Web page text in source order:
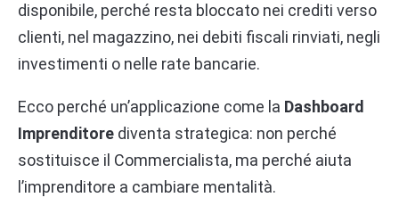
disponibile, perché resta bloccato nei crediti verso
clienti, nel magazzino, nei debiti fiscali rinviati, negli
investimenti o nelle rate bancarie.
Ecco perché un’applicazione come la Dashboard
Imprenditore diventa strategica: non perché
sostituisce il Commercialista, ma perché aiuta
l’imprenditore a cambiare mentalità.